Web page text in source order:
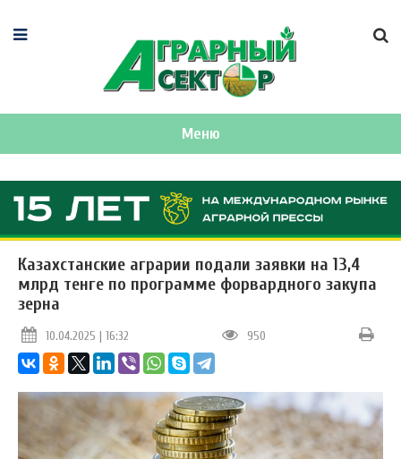
Меню
Казахстанские аграрии подали заявки на 13,4
млрд тенге по программе форвардного закупа
зерна
10.04.2025 | 16:32 950